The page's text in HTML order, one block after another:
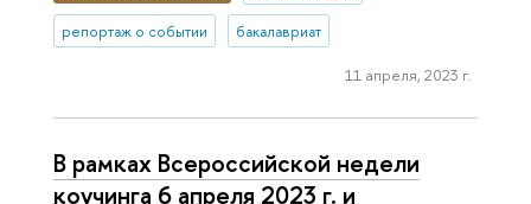
репортаж о событии бакалавриат
11 апреля, 2023 г.
В рамках Всероссийской недели
коучинга 6 апреля 2023 г. и